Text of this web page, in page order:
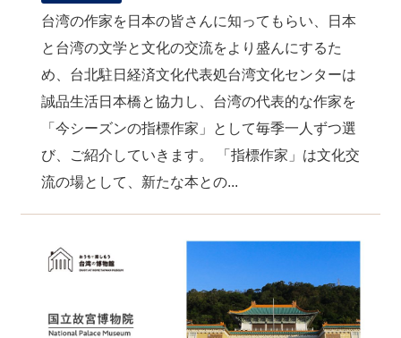
台湾の作家を日本の皆さんに知ってもらい、日本
と台湾の文学と文化の交流をより盛んにするた
め、台北駐日経済文化代表処台湾文化センターは
誠品生活日本橋と協力し、台湾の代表的な作家を
「今シーズンの指標作家」として毎季一人ずつ選
び、ご紹介していきます。 「指標作家」は文化交
流の場として、新たな本との...